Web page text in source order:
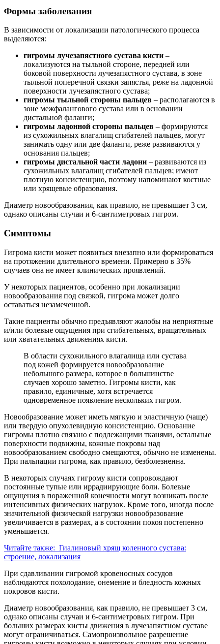
Формы заболевания
В зависимости от локализации патологического процесса
выделяются:
гигромы лучезапястного сустава кисти –
локализуются на тыльной стороне, передней или
боковой поверхности лучезапястного сустава, в зоне
тыльной поперечной связки запястья, реже на ладонной
поверхности лучезапястного сустава;
гигромы тыльной стороны пальцев – располагаются в
зоне межфалангового сустава или в основании
дистальной фаланги;
гигромы ладонной стороны пальцев – формируются
из сухожильных влагалищ сгибателей пальцев, могут
занимать одну или две фаланги, реже развиваются у
основания пальцев;
гигромы дистальной части ладони – развиваются из
сухожильных влагалищ сгибателей пальцев; имеют
плотную консистенцию, поэтому напоминают костные
или хрящевые образования.
Диаметр новообразования, как правило, не превышает 3 см,
однако описаны случаи и 6-сантиметровых гигром.
Симптомы
Гигрома кисти может появиться внезапно или формироваться
на протяжении длительного времени. Примерно в 35%
случаев она не имеет клинических проявлений.
У некоторых пациентов, особенно при локализации
новообразования под связкой, гигрома может долго
оставаться незамеченной.
Такие пациенты обычно предъявляют жалобы на неприятные
и/или болевые ощущения при сгибательных, вращательных
или хватательных движениях кисти.
В области сухожильного влагалища или сустава
под кожей формируется новообразование
небольшого размера, которое в большинстве
случаев хорошо заметно. Гигромы кисти, как
правило, единичные, хотя встречается
одновременное появление нескольких гигром.
Новообразование может иметь мягкую и эластичную (чаще)
или твердую опухолевидную консистенцию. Основание
гигромы плотно связано с подлежащими тканями, остальные
поверхности подвижны, кожные покровы над
новообразованием свободно смещаются, обычно не изменены.
При пальпации гигрома, как правило, безболезненна.
В некоторых случаях гигрому кисти сопровождают
постоянные тупые или иррадиирующие боли. Болевые
ощущения в пораженной конечности могут возникать после
интенсивных физических нагрузок. Кроме того, иногда после
значительной физической нагрузки новообразование
увеличивается в размерах, а в состоянии покоя постепенно
уменьшается.
Читайте также: Гиалиновый хрящ коленного сустава:
строение, локализация
При сдавливании гигромой кровеносных сосудов
наблюдаются похолодание, онемение и бледность кожных
покровов кисти.
Диаметр новообразования, как правило, не превышает 3 см,
однако описаны случаи и 6-сантиметровых гигром. При
больших размерах кисты движения в лучезапястном суставе
могут ограничиваться. Самопроизвольное разрешение